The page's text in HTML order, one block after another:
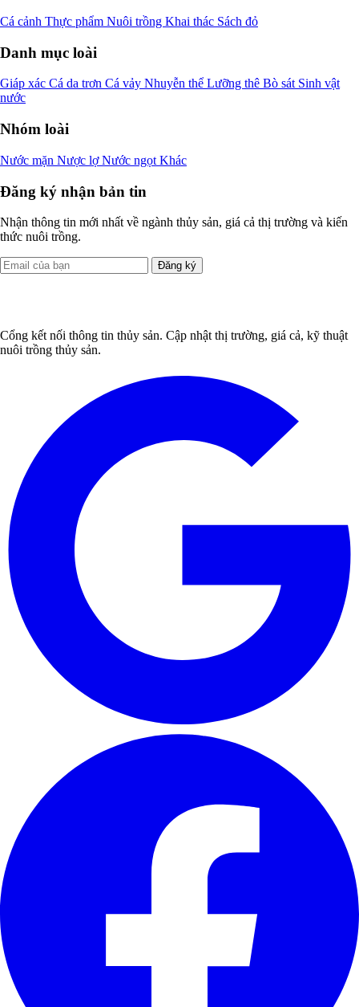
Cá cảnh Thực phẩm Nuôi trồng Khai thác Sách đỏ
Danh mục loài
Giáp xác Cá da trơn Cá vảy Nhuyễn thể Lưỡng thê Bò sát Sinh vật
nước
Nhóm loài
Nước mặn Nược lợNước ngọt Khác
Đăng ký nhận bản tin
Nhận thông tin mới nhất về ngành thủy sản, giá cả thị trường và kiến
thức nuôi trồng.
Đăng ký
Cổng kết nối thông tin thủy sản. Cập nhật thị trường, giá cả, kỹ thuật
nuôi trồng thủy sản.